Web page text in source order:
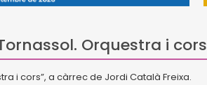
Orquestra i cors
i cors”, a càrrec de Jordi Català Freixa.